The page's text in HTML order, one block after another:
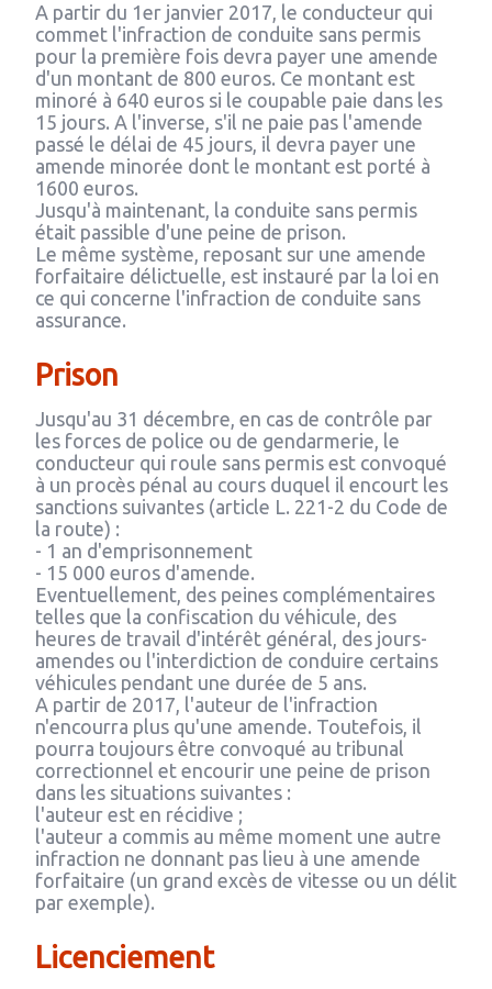
A partir du 1er janvier 2017, le conducteur qui
commet l'infraction de conduite sans permis
pour la première fois devra payer une amende
d'un montant de 800 euros. Ce montant est
minoré à 640 euros si le coupable paie dans les
15 jours. A l'inverse, s'il ne paie pas l'amende
passé le délai de 45 jours, il devra payer une
amende minorée dont le montant est porté à
1600 euros.
Jusqu'à maintenant, la conduite sans permis
était passible d'une peine de prison.
Le même système, reposant sur une amende
forfaitaire délictuelle, est instauré par la loi en
ce qui concerne l'infraction de conduite sans
assurance.
Prison
Jusqu'au 31 décembre, en cas de contrôle par
les forces de police ou de gendarmerie, le
conducteur qui roule sans permis est convoqué
à un procès pénal au cours duquel il encourt les
sanctions suivantes (article L. 221-2 du Code de
la route) :
- 1 an d'emprisonnement
- 15 000 euros d'amende.
Eventuellement, des peines complémentaires
telles que la confiscation du véhicule, des
heures de travail d'intérêt général, des jours-
amendes ou l'interdiction de conduire certains
véhicules pendant une durée de 5 ans.
A partir de 2017, l'auteur de l'infraction
n'encourra plus qu'une amende. Toutefois, il
pourra toujours être convoqué au tribunal
correctionnel et encourir une peine de prison
dans les situations suivantes :
l'auteur est en récidive ;
l'auteur a commis au même moment une autre
infraction ne donnant pas lieu à une amende
forfaitaire (un grand excès de vitesse ou un délit
par exemple).
Licenciement